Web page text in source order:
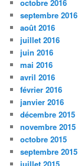
octobre 2016
septembre 2016
août 2016
juillet 2016
juin 2016
mai 2016
avril 2016
février 2016
janvier 2016
décembre 2015
novembre 2015
octobre 2015
septembre 2015